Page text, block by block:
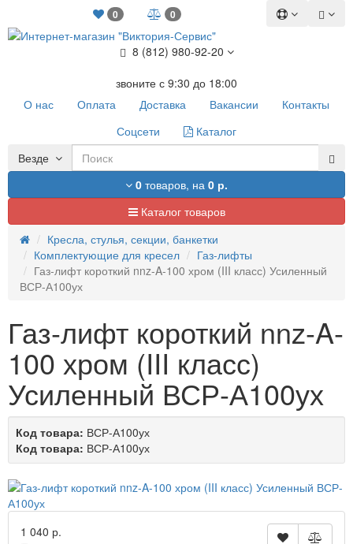
0 0
8 (812) 980-92-20
звоните с 9:30 до 18:00
О нас
Оплата Доставка Вакансии
Контакты
Соцсети
Каталог
Везде
0 товаров, на 0 р.
Каталог товаров
Кресла, стулья, секции, банкетки
Комплектующие для кресел
Газ-лифты
Газ-лифт короткий nnz-A-100 хром (III класс) Усиленный
ВСР-А100ух
Газ-лифт короткий nnz-A-
100 хром (III класс)
Усиленный ВСР-А100ух
Код товара: ВСР-А100ух
Код товара: ВСР-А100ух
1 040 р.